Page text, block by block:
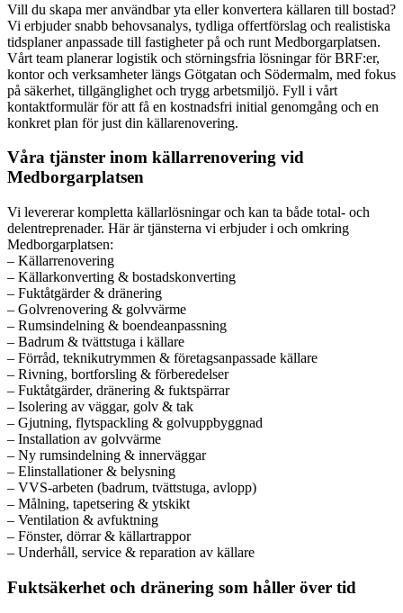
Vill du skapa mer användbar yta eller konvertera källaren till bostad?
Vi erbjuder snabb behovsanalys, tydliga offertförslag och realistiska
tidsplaner anpassade till fastigheter på och runt Medborgarplatsen.
Vårt team planerar logistik och störningsfria lösningar för BRF:er,
kontor och verksamheter längs Götgatan och Södermalm, med fokus
på säkerhet, tillgänglighet och trygg arbetsmiljö. Fyll i vårt
kontaktformulär för att få en kostnadsfri initial genomgång och en
konkret plan för just din källarenovering.
Våra tjänster inom källarrenovering vid
Medborgarplatsen
Vi levererar kompletta källarlösningar och kan ta både total- och
delentreprenader. Här är tjänsterna vi erbjuder i och omkring
Medborgarplatsen:
– Källarrenovering
– Källarkonverting & bostadskonverting
– Fuktåtgärder & dränering
– Golvrenovering & golvvärme
– Rumsindelning & boendeanpassning
– Badrum & tvättstuga i källare
– Förråd, teknikutrymmen & företagsanpassade källare
– Rivning, bortforsling & förberedelser
– Fuktåtgärder, dränering & fuktspärrar
– Isolering av väggar, golv & tak
– Gjutning, flytspackling & golvuppbyggnad
– Installation av golvvärme
– Ny rumsindelning & innerväggar
– Elinstallationer & belysning
– VVS-arbeten (badrum, tvättstuga, avlopp)
– Målning, tapetsering & ytskikt
– Ventilation & avfuktning
– Fönster, dörrar & källartrappor
– Underhåll, service & reparation av källare
Fuktsäkerhet och dränering som håller över tid